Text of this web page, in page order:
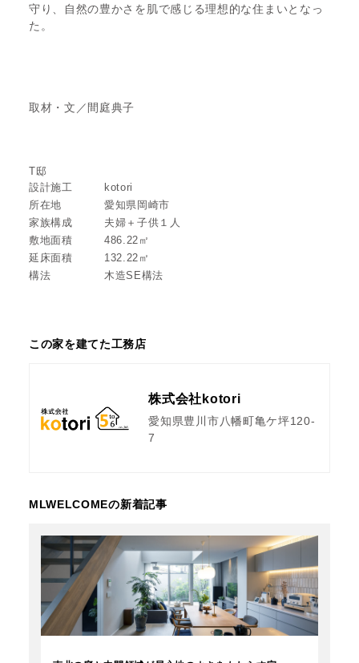
守り、自然の豊かさを肌で感じる理想的な住まいとなっ
た。
取材・文／間庭典子
T邸
設計施工
kotori
所在地
愛知県岡崎市
家族構成
夫婦＋子供１人
敷地面積
486.22㎡
延床面積
132.22㎡
構法
木造SE構法
この家を建てた工務店
株式会社kotori
愛知県豊川市八幡町亀ケ坪120-
7
MLWELCOMEの新着記事